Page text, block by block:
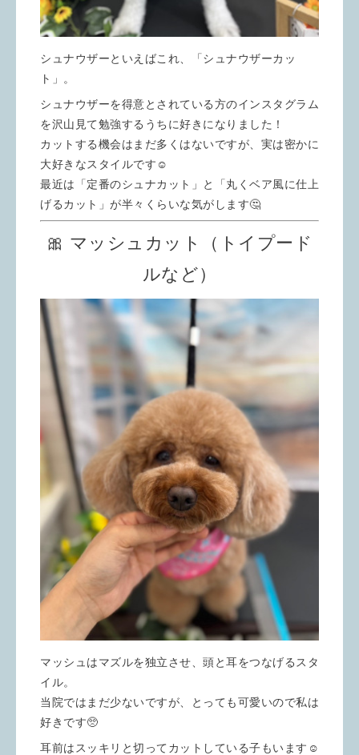
シュナウザーといえばこれ、「シュナウザーカッ
ト」。
シュナウザーを得意とされている方のインスタグラム
を沢山見て勉強するうちに好きになりました！
カットする機会はまだ多くはないですが、実は密かに
大好きなスタイルです☺️
最近は「定番のシュナカット」と「丸くベア風に仕上
げるカット」が半々くらいな気がします🤔
🎀 マッシュカット（トイプード
ルなど）
マッシュはマズルを独立させ、頭と耳をつなげるスタ
イル。
当院ではまだ少ないですが、とっても可愛いので私は
好きです🥺
耳前はスッキリと切ってカットしている子もいます☺️